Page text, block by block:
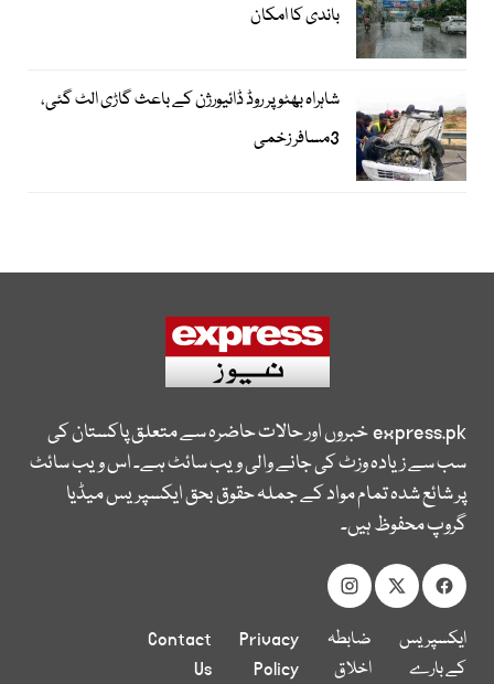
باندی کا امکان
شاہراہ بھٹو پر روڈ ڈائیورژن کے باعث گاڑی الٹ گئی،
3مسافر زخمی
express.pkخبروں اور حالات حاضرہ سے متعلق پاکستان کی
سب سے زیادہ وزٹ کی جانے والی ویب سائٹ ہے۔ اس ویب سائٹ
پر شائع شدہ تمام مواد کے جملہ حقوق بحق ایکسپریس میڈیا
گروپ محفوظ ہیں۔
ایکسپریس
کے بارے
ضابطہ
اخلاق
Privacy
Policy
Contact
Us